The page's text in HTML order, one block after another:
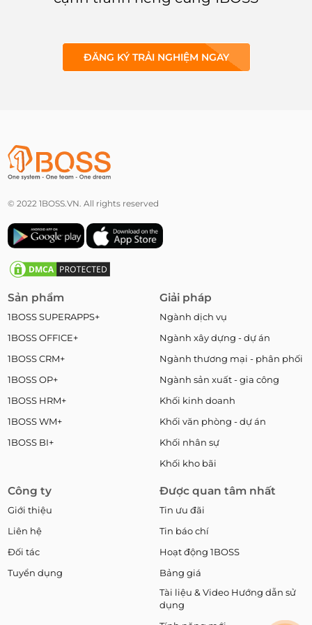
ĐĂNG KÝ TRẢI NGHIỆM NGAY
© 2022 1BOSS.VN. All rights reserved
Sản phẩm
1BOSS SUPERAPPS+
1BOSS OFFICE+
1BOSS CRM+
1BOSS OP+
1BOSS HRM+
1BOSS WM+
1BOSS BI+
Giải pháp
Ngành dịch vụ
Ngành xây dựng - dự án
Ngành thương mại - phân phối
Ngành sản xuất - gia công
Khối kinh doanh
Khối văn phòng - dự án
Khối nhân sự
Khối kho bãi
Công ty
Giới thiệu
Liên hệ
Đối tác
Tuyển dụng
Được quan tâm nhất
Tin ưu đãi
Tin báo chí
Hoạt động 1BOSS
Bảng giá
Tài liệu & Video Hướng dẫn sử
dụng